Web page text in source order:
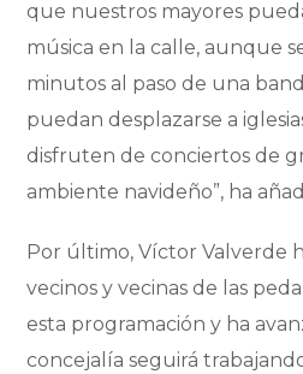
que nuestros mayores
música en la calle, aunque
minutos al paso de una
puedan desplazarse a
disfruten de conciertos de
ambiente navideño”, ha
Por último, Víctor Valverde
vecinos y vecinas de las
esta programación y ha
concejalía seguirá